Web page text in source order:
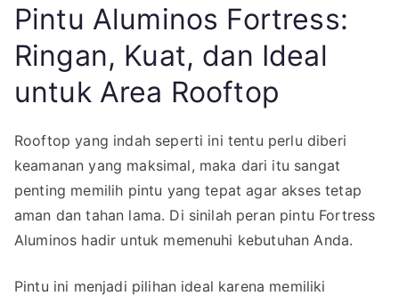
Pintu Aluminos Fortress:
Ringan, Kuat, dan Ideal
untuk Area Rooftop
Rooftop yang indah seperti ini tentu perlu diberi
keamanan yang maksimal, maka dari itu sangat
penting memilih pintu yang tepat agar akses tetap
aman dan tahan lama. Di sinilah peran pintu Fortress
Aluminos hadir untuk memenuhi kebutuhan Anda.
Pintu ini menjadi pilihan ideal karena memiliki